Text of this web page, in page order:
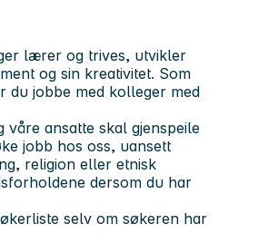
lærer og trives, utvikler
og sin kreativitet. Som
du jobbe med kolleger med
våre ansatte skal gjenspeile
jobb hos oss, uansett
religion eller etnisk
dersom du har
selv om søkeren har